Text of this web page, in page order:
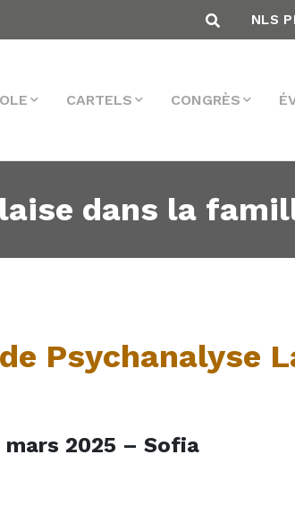
NLS
CARTELS CONGRÈS
dans la
Psychanalyse
mars 2025 – Sofia